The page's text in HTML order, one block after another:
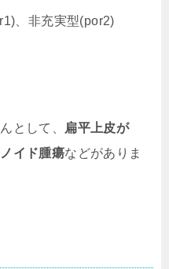
、非充実型(por2)
として、
扁平上皮が
イド腫瘍などがありま